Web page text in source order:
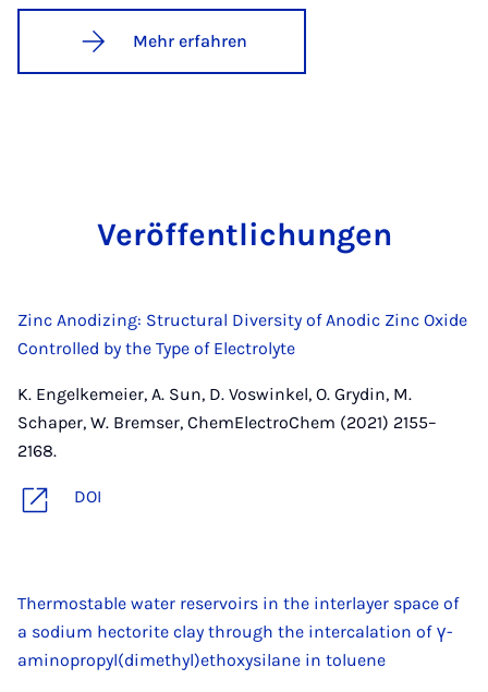
Mehr erfahren
Ver­öf­fent­li­chun­gen
Zinc Anodizing: Structural Diversity of Anodic Zinc Oxide
Controlled by the Type of Electrolyte
K. Engelkemeier, A. Sun, D. Voswinkel, O. Grydin, M.
Schaper, W. Bremser, ChemElectroChem (2021) 2155–
2168.
DOI
Thermostable water reservoirs in the interlayer space of
a sodium hectorite clay through the intercalation of γ-
aminopropyl(dimethyl)ethoxysilane in toluene